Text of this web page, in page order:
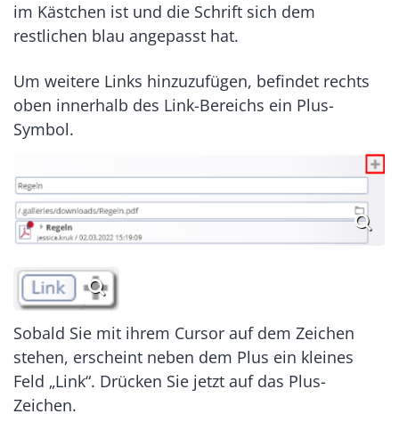
im Kästchen ist und die Schrift sich dem
restlichen blau angepasst hat.
Um weitere Links hinzuzufügen, befindet rechts
oben innerhalb des Link-Bereichs ein Plus-
Symbol.
Sobald Sie mit ihrem Cursor auf dem Zeichen
stehen, erscheint neben dem Plus ein kleines
Feld „Link“. Drücken Sie jetzt auf das Plus-
Zeichen.